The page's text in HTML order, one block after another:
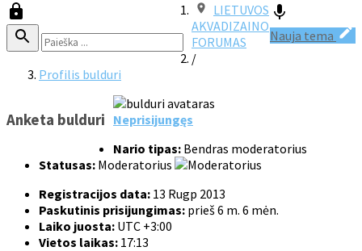
Nauja tema
LIETUVOS
AKVADIZAINO
FORUMAS
/
Profilis bulduri
Anketa bulduri Neprisijungęs
Nario tipas: Bendras moderatorius
Statusas: Moderatorius
Registracijos data: 13 Rugp 2013
Paskutinis prisijungimas: prieš 6 m. 6 mėn.
Laiko juosta: UTC +3:00
Vietos laikas: 17:13